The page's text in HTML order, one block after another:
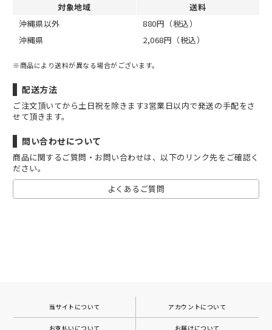
対象地域
送料
沖縄県以外
880円（税込）
沖縄県
2,068円（税込）
※商品により送料が異なる場合がございます。
配送方法
ご注文頂いてから土日祝を除きます3営業日以内で発送の手配をさ
せて頂きます。
問い合わせについて
商品に関するご質問・お問い合わせは、以下のリンク先をご確認く
ださい。
よくあるご質問
当サイトについて アカウントについて
お支払いについて お届けについて